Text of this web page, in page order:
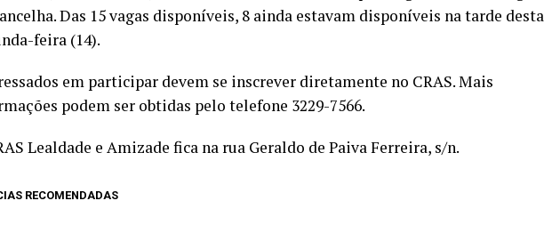
Das 15 vagas disponíveis, 8 ainda estavam disponíveis na tarde desta
feira (14).
em participar devem se inscrever diretamente no CRAS. Mais
podem ser obtidas pelo telefone 3229-7566.
Lealdade e Amizade fica na rua Geraldo de Paiva Ferreira, s/n.
RECOMENDADAS